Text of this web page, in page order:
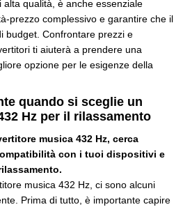
qualità, è anche essenziale
prezzo complessivo e garantire che il
budget. Confrontare prezzi e
ti aiuterà a prendere una
opzione per le esigenze della
quando si sceglie un
Hz per il rilassamento
musica 432 Hz, cerca
con i tuoi dispositivi e
musica 432 Hz, ci sono alcuni
Prima di tutto, è importante capire